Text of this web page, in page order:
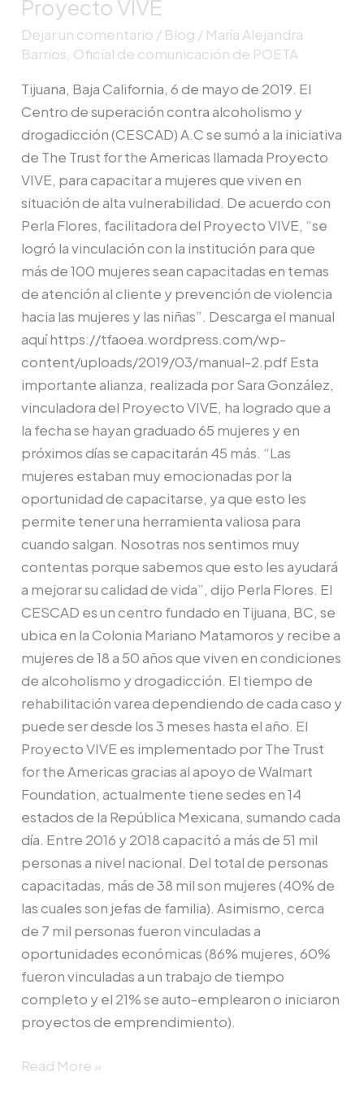
Proyecto VIVE
Dejar un comentario / Blog / María Alejandra
Barrios, Oficial de comunicación de POETA
Tijuana, Baja California, 6 de mayo de 2019. El
Centro de superación contra alcoholismo y
drogadicción (CESCAD) A.C se sumó a la iniciativa
de The Trust for the Americas llamada Proyecto
VIVE, para capacitar a mujeres que viven en
situación de alta vulnerabilidad. De acuerdo con
Perla Flores, facilitadora del Proyecto VIVE, “se
logró la vinculación con la institución para que
más de 100 mujeres sean capacitadas en temas
de atención al cliente y prevención de violencia
hacia las mujeres y las niñas”. Descarga el manual
aquí https://tfaoea.wordpress.com/wp-
content/uploads/2019/03/manual-2.pdf Esta
importante alianza, realizada por Sara González,
vinculadora del Proyecto VIVE, ha logrado que a
la fecha se hayan graduado 65 mujeres y en
próximos días se capacitarán 45 más. “Las
mujeres estaban muy emocionadas por la
oportunidad de capacitarse, ya que esto les
permite tener una herramienta valiosa para
cuando salgan. Nosotras nos sentimos muy
contentas porque sabemos que esto les ayudará
a mejorar su calidad de vida”, dijo Perla Flores. El
CESCAD es un centro fundado en Tijuana, BC, se
ubica en la Colonia Mariano Matamoros y recibe a
mujeres de 18 a 50 años que viven en condiciones
de alcoholismo y drogadicción. El tiempo de
rehabilitación varea dependiendo de cada caso y
puede ser desde los 3 meses hasta el año. El
Proyecto VIVE es implementado por The Trust
for the Americas gracias al apoyo de Walmart
Foundation, actualmente tiene sedes en 14
estados de la República Mexicana, sumando cada
día. Entre 2016 y 2018 capacitó a más de 51 mil
personas a nivel nacional. Del total de personas
capacitadas, más de 38 mil son mujeres (40% de
las cuales son jefas de familia). Asimismo, cerca
de 7 mil personas fueron vinculadas a
oportunidades económicas (86% mujeres, 60%
fueron vinculadas a un trabajo de tiempo
completo y el 21% se auto-emplearon o iniciaron
proyectos de emprendimiento).
de
alta
vulnerabilidad
fueron
capacitadas
a
través
del
Proyecto
VIVE
Read More »